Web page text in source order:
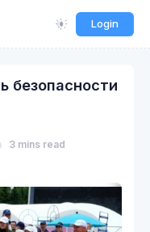
Login
безопасности
3 mins read